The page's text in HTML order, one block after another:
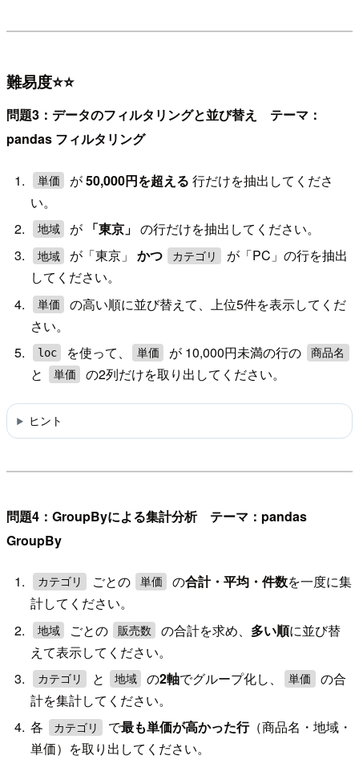
難易度⭐⭐
問題3：データのフィルタリングと並び替え テーマ：
pandas フィルタリング
単価 が50,000円を超える 行だけを抽出してくださ
い。
地域 が 「東京」 の行だけを抽出してください。
地域 が「東京」 かつ カテゴリ
が「PC」の行を抽出
してください。
単価
の高い順に並び替えて、上位5件を表示してくだ
さい。
loc を使って、 単価 が 10,000円未満の行の 商品名
と 単価 の2列だけを取り出してください。
ヒント
問題4：GroupByによる集計分析 テーマ：pandas
GroupBy
カテゴリ ごとの 単価 の合計・平均・件数を一度に集
計してください。
地域 ごとの 販売数 の合計を求め、 多い順に並び替
えて表示してください。
カテゴリ と 地域 の2軸でグループ化し、 単価
の合
計を集計してください。
各
カテゴリ で最も単価が高かった行（商品名・地域・
単価）を取り出してください。